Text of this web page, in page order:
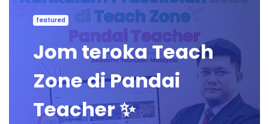
featured
Jom teroka Teach
Zone di Pandai
Teacher ✨